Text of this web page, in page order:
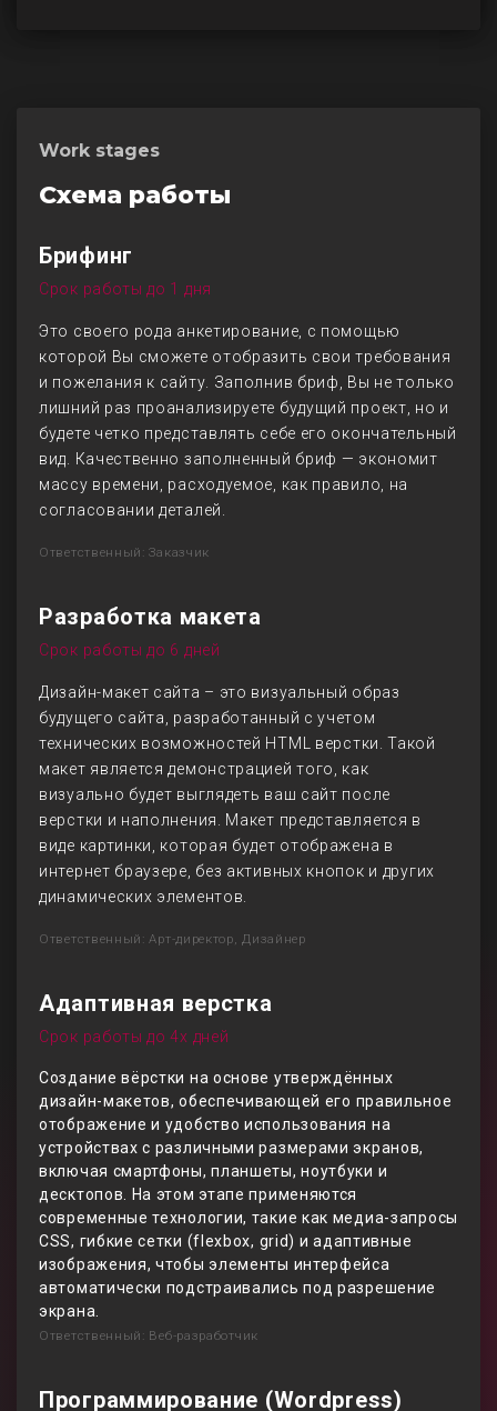
Work stages
Схема работы
Брифинг
Срок работы до 1 дня
Это своего рода анкетирование, с помощью
которой Вы сможете отобразить свои требования
и пожелания к сайту. Заполнив бриф, Вы не только
лишний раз проанализируете будущий проект, но и
будете четко представлять себе его окончательный
вид. Качественно заполненный бриф — экономит
массу времени, расходуемое, как правило, на
согласовании деталей.
Ответственный: Заказчик
Разработка макета
Срок работы до 6 дней
Дизайн-макет сайта – это визуальный образ
будущего сайта, разработанный с учетом
технических возможностей HTML верстки. Такой
макет является демонстрацией того, как
визуально будет выглядеть ваш сайт после
верстки и наполнения. Макет представляется в
виде картинки, которая будет отображена в
интернет браузере, без активных кнопок и других
динамических элементов.
Ответственный: Арт-директор, Дизайнер
Адаптивная верстка
Срок работы до 4х дней
Создание вёрстки на основе утверждённых
дизайн-макетов, обеспечивающей его правильное
отображение и удобство использования на
устройствах с различными размерами экранов,
включая смартфоны, планшеты, ноутбуки и
десктопов. На этом этапе применяются
современные технологии, такие как медиа-запросы
CSS, гибкие сетки (flexbox, grid) и адаптивные
изображения, чтобы элементы интерфейса
автоматически подстраивались под разрешение
экрана.
Ответственный: Веб-разработчик
Программирование (Wordpress)